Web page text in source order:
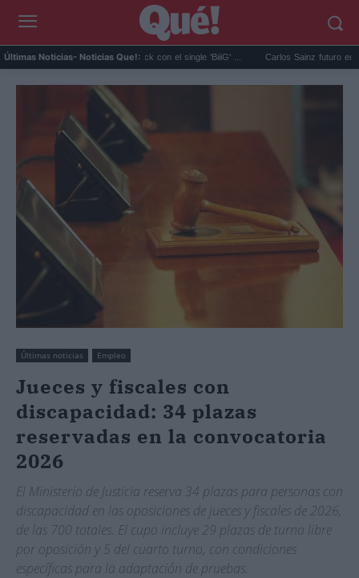
Últimas Noticias- Noticias Que!:
anuncia su comeback con el single 'BiiiG' ... Carlos Sainz futuro en el aire:
Últimas noticias Empleo
Jueces y fiscales con
discapacidad: 34 plazas
reservadas en la convocatoria
2026
El Ministerio de Justicia reserva 34 plazas para personas con
discapacidad en las oposiciones de jueces y fiscales de 2026,
de las 700 totales. El cupo incluye 29 plazas de turno libre
por oposición y 5 del cuarto turno, con condiciones
específicas para la adaptación de pruebas.